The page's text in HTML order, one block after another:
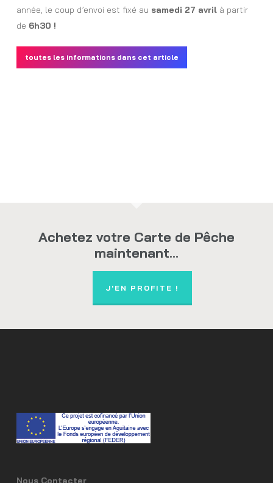
année, le coup d’envoi est fixé au samedi 27 avrilà partir
de 6h30 !
toutes les informations dans cet article
Achetez votre Carte de Pêche
maintenant...
J'EN PROFITE !
Nous Contacter